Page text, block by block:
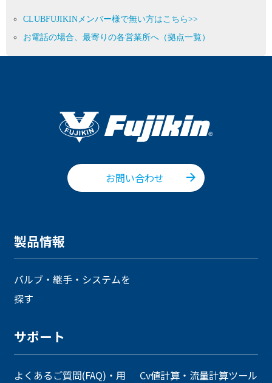
CLUBFUJIKINメンバー様で無い方はこちら>>
お電話の場合、最寄りの各営業所へ（拠点一覧）
お問い合わせ
製品情報
バルブ・継手・システムを
探す
サポート
よくあるご質問(FAQ)・用
Cv値計算・流量計算ツール